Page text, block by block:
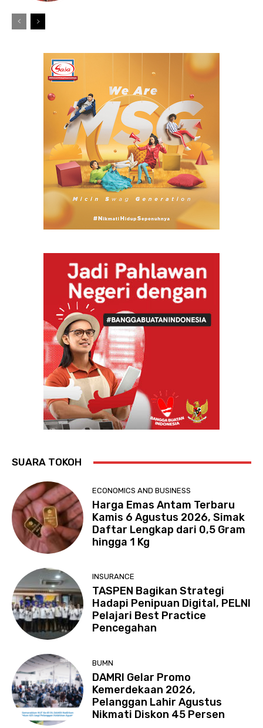
SUARA TOKOH
ECONOMICS AND BUSINESS
Harga Emas Antam Terbaru
Kamis 6 Agustus 2026, Simak
Daftar Lengkap dari 0,5 Gram
hingga 1 Kg
INSURANCE
TASPEN Bagikan Strategi
Hadapi Penipuan Digital, PELNI
Pelajari Best Practice
Pencegahan
BUMN
DAMRI Gelar Promo
Kemerdekaan 2026,
Pelanggan Lahir Agustus
Nikmati Diskon 45 Persen